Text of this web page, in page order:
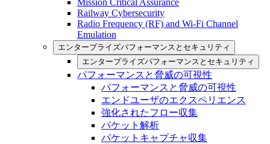
Mission Critical Assurance
Railway Cybersecurity
Radio Frequency (RF) and Wi-Fi Channel
Emulation
エンタープライズパフォーマンスとセキュリティ
エンタープライズパフォーマンスとセキュリティ
パフォーマンスと脅威の可視性
パフォーマンスと脅威の可視性
エンドユーザのエクスペリエンス
強化されたフロー収集
パケット解析
パケットキャプチャ収集